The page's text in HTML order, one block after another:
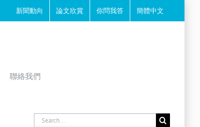
新聞動向 論文欣賞 你問我答 簡體中文
聯絡我們
Search